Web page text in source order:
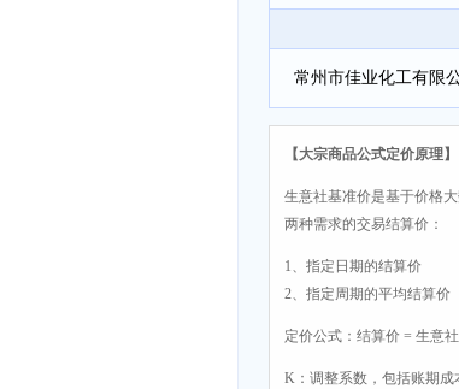
常州市佳业化工有限
【大宗商品公式定价原理】
生意社基准价是基于价格
两种需求的交易结算价：
1、指定日期的结算价
2、指定周期的平均结算价
定价公式：结算价 = 生意
K：调整系数，包括账期成